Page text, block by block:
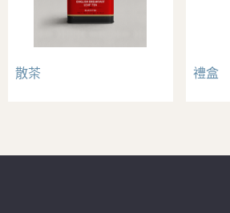
散茶 禮盒